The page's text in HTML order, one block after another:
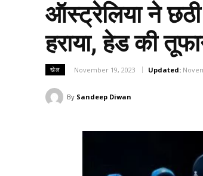
ऑस्ट्रेलिया ने
हराया, हेड की
खेल November 19, 2023 Updated:
By Sandeep Diwan